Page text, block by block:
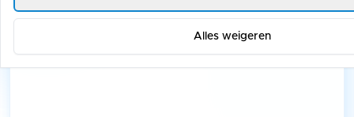
Alles weigeren